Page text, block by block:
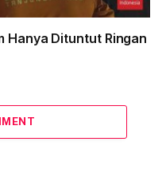
Hanya Dituntut Ringan